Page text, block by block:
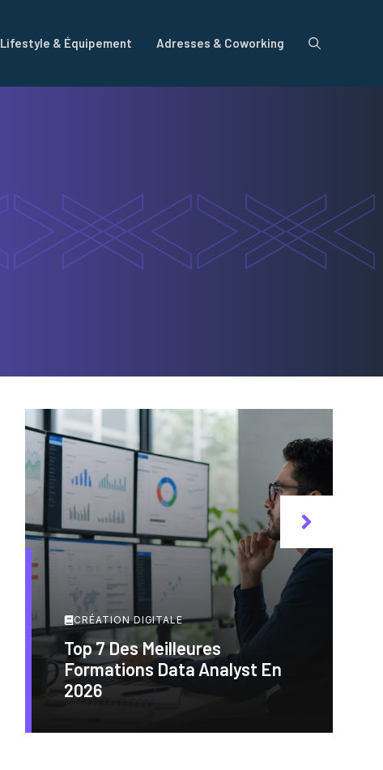
Lifestyle & Équipement Adresses & Coworking
CRÉATION DIGITALE
Top 7 Des Meilleures
Formations Data Analyst En
2026